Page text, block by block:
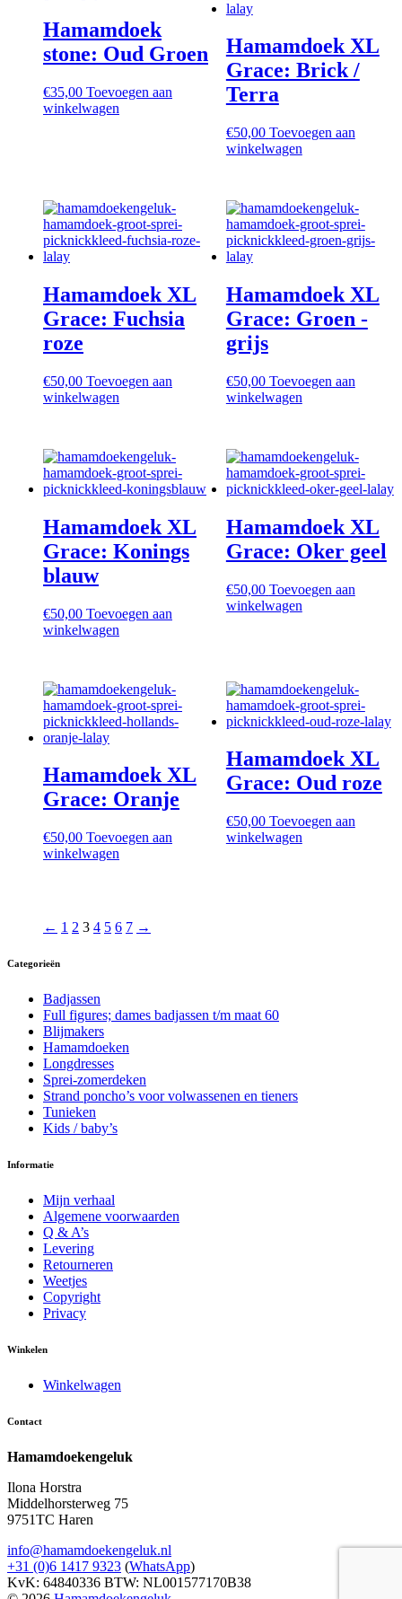
Hamamdoek
stone: Oud Groen
€35,00 Toevoegen aan
winkelwagen
Hamamdoek XL
Grace: Brick /
Terra
€50,00 Toevoegen aan
winkelwagen
Hamamdoek XL
Grace: Fuchsia
roze
€50,00 Toevoegen aan
winkelwagen
Hamamdoek XL
Grace: Groen -
grijs
€50,00 Toevoegen aan
winkelwagen
Hamamdoek XL
Grace: Konings
blauw
€50,00 Toevoegen aan
winkelwagen
Hamamdoek XL
Grace: Oker geel
€50,00 Toevoegen aan
winkelwagen
Hamamdoek XL
Grace: Oranje
€50,00 Toevoegen aan
winkelwagen
Hamamdoek XL
Grace: Oud roze
€50,00 Toevoegen aan
winkelwagen
← 1 2 3 4 5 6 7 →
Categorieën
Badjassen
Full figures; dames badjassen t/m maat 60
Blijmakers
Hamamdoeken
Longdresses
Sprei-zomerdeken
Strand poncho’s voor volwassenen en tieners
Tunieken
Kids / baby’s
Informatie
Mijn verhaal
Algemene voorwaarden
Q & A’s
Levering
Retourneren
Weetjes
Copyright
Privacy
Winkelen
Winkelwagen
Contact
Hamamdoekengeluk
Ilona Horstra
Middelhorsterweg 75
9751TC Haren
info@hamamdoekengeluk.nl
+31 (0)6 1417 9323 (WhatsApp)
KvK: 64840336 BTW: NL001577170B38